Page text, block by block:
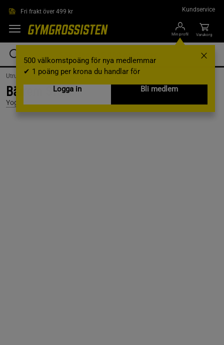
Fri frakt över 499 kr Kundservice
Min profil
500 välkomstpoäng för nya medlemmar
✔ 1 poäng per krona du handlar för
Logga in
Bli medlem
Varukorg
Utrustning & Tillbehör / Yoga /Yogatillbehör
Bärrem Svart
Yogiraj